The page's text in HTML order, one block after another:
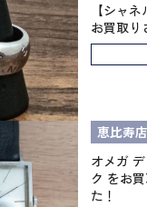
【シャ
お買取り
恵比寿店
オメガ
ク をお
た！